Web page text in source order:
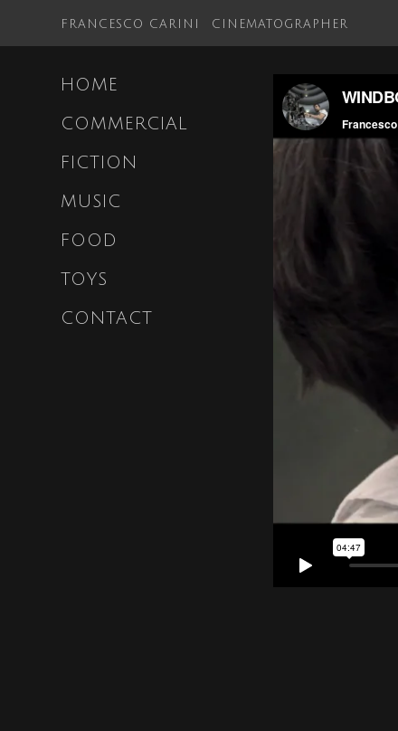
HOME
COMMERCIAL
FICTION
MUSIC
FOOD
TOYS
CONTACT
FRANCESCO CARINI CINEMATOGRAPHER